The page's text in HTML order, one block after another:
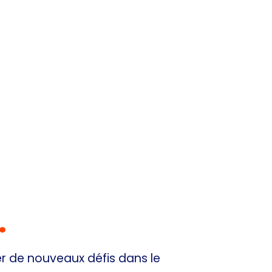
.
nouveaux défis dans le